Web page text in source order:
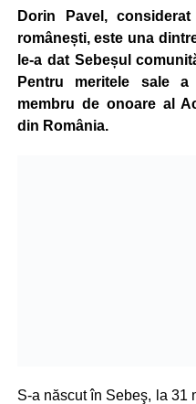
Dorin Pavel,
românești, este una
le-a dat Sebeșul
Pentru meritele sale
membru de onoare al
din România.
S-a născut în Sebeş, la 31